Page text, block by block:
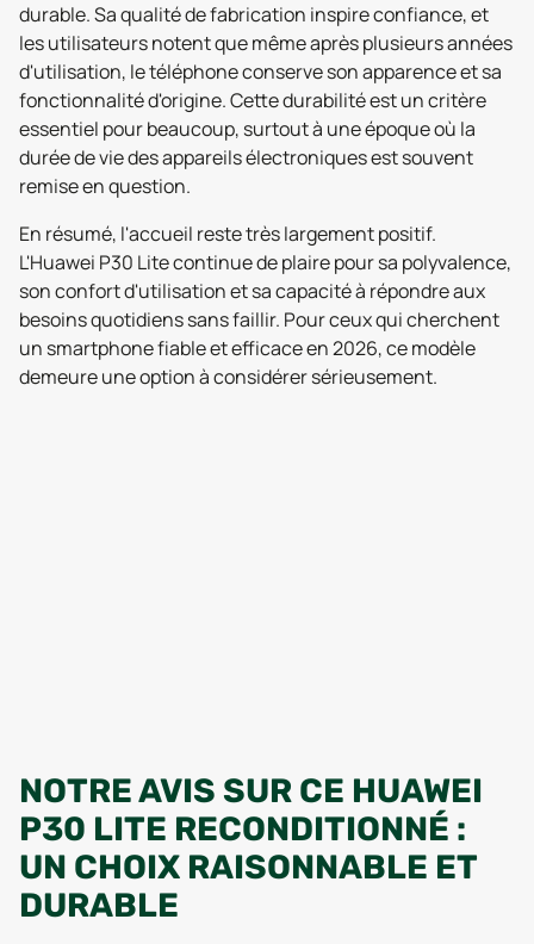
durable. Sa qualité de fabrication inspire confiance, et
les utilisateurs notent que même après plusieurs années
d'utilisation, le téléphone conserve son apparence et sa
fonctionnalité d'origine. Cette durabilité est un critère
essentiel pour beaucoup, surtout à une époque où la
durée de vie des appareils électroniques est souvent
remise en question.
En résumé, l'accueil reste très largement positif.
L'Huawei P30 Lite continue de plaire pour sa polyvalence,
son confort d'utilisation et sa capacité à répondre aux
besoins quotidiens sans faillir. Pour ceux qui cherchent
un smartphone fiable et efficace en 2026, ce modèle
demeure une option à considérer sérieusement.
NOTRE AVIS SUR CE HUAWEI
P30 LITE RECONDITIONNÉ :
UN CHOIX RAISONNABLE ET
DURABLE